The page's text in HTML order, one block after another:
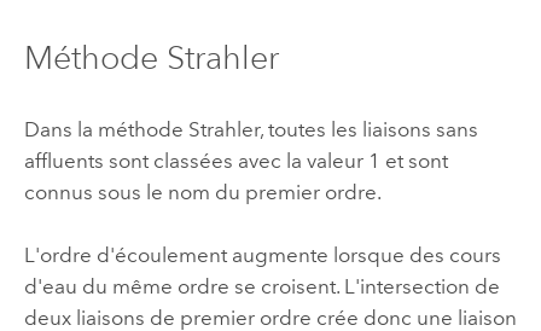
Méthode Strahler
Dans la méthode Strahler, toutes les liaisons sans
affluents sont classées avec la valeur 1 et sont
connus sous le nom du premier ordre.
L'ordre d'écoulement augmente lorsque des cours
d'eau du même ordre se croisent. L'intersection de
deux liaisons de premier ordre crée donc une liaison